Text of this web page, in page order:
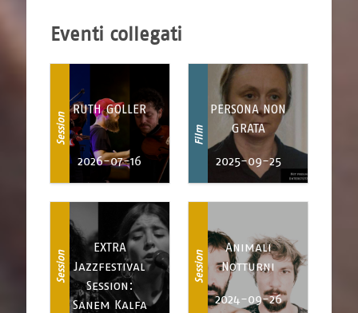
Eventi collegati
Session
RUTH GOLLER
2026-07-16
Film
PERSONA NON
GRATA
2025-09-25
Session
EXTRA
Jazzfestival
Session:
Sanem Kalfa
Session
Animali
Notturni
2024-09-26